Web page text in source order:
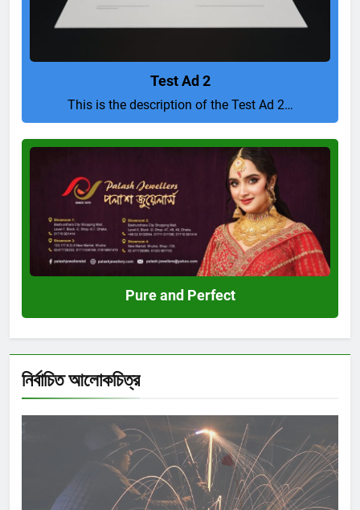
Test Ad 2
This is the description of the Test Ad 2…
Pure and Perfect
নির্বাচিত আলোকচিত্র